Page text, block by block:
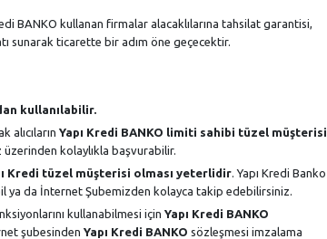
BANKO kullanan firmalar alacaklılarına tahsilat garantisi,
sunarak ticarette bir adım öne geçecektir.
kullanılabilir.
Yapı Kredi BANKO limiti sahibi tüzel müşterisi
kolaylıkla başvurabilir.
Kredi tüzel müşterisi olması yeterlidir . Yapı Kredi Banko
ya da İnternet Şubemizden kolayca takip edebilirsiniz.
kullanabilmesi için Yapı Kredi BANKO
şubesinden Yapı Kredi BANKO sözleşmesi imzalama